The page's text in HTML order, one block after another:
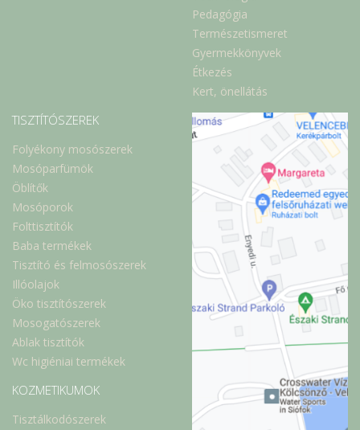
Pedagógia
Természetismeret
Gyermekkönyvek
Étkezés
Kert, önellátás
TISZTÍTÓSZEREK
Folyékony mosószerek
Mosóparfümök
Öblítők
Mosóporok
Folttisztítók
Baba termékek
Tisztító és felmosószerek
Illóolajok
Öko tisztítószerek
Mosogatószerek
Ablak tisztítók
Wc higiéniai termékek
KOZMETIKUMOK
Tisztálkodószerek